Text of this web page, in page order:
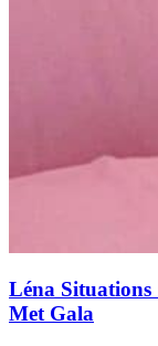
Léna Situations
Met Gala